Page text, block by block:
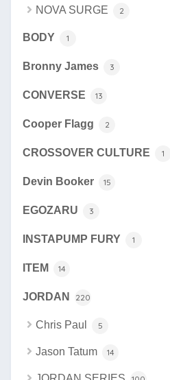
NOVA SURGE 2
BODY 1
Bronny James 3
CONVERSE 13
Cooper Flagg 2
CROSSOVER CULTURE 1
Devin Booker 15
EGOZARU 3
INSTAPUMP FURY 1
ITEM 14
JORDAN 220
Chris Paul 5
Jason Tatum 14